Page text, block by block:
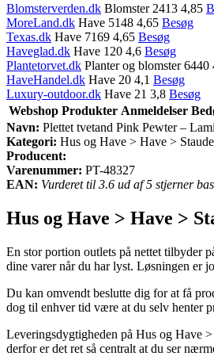
Blomsterverden.dk Blomster 2413 4,85
MoreLand.dk Have 5148 4,65 Besøg
Texas.dk Have 7169 4,65 Besøg
Haveglad.dk Have 120 4,6 Besøg
Plantetorvet.dk Planter og blomster 6440
HaveHandel.dk Have 20 4,1 Besøg
Luxury-outdoor.dk Have 21 3,8 Besøg
Webshop Produkter Anmeldelser
Navn: Plettet tvetand Pink Pewter –
Kategori: Hus og Have > Have >
Producent:
Varenummer: PT-48327
EAN: Vurderet til 3.6 ud af 5 stjerner
Hus og Have > Have >
En stor portion outlets på nettet tilbyder
dine varer når du har lyst. Løsningen er
Du kan omvendt beslutte dig for at få
dog til enhver tid være at du selv henter
Leveringsdygtigheden på Hus og Have
derfor er det ret så centralt at du ser